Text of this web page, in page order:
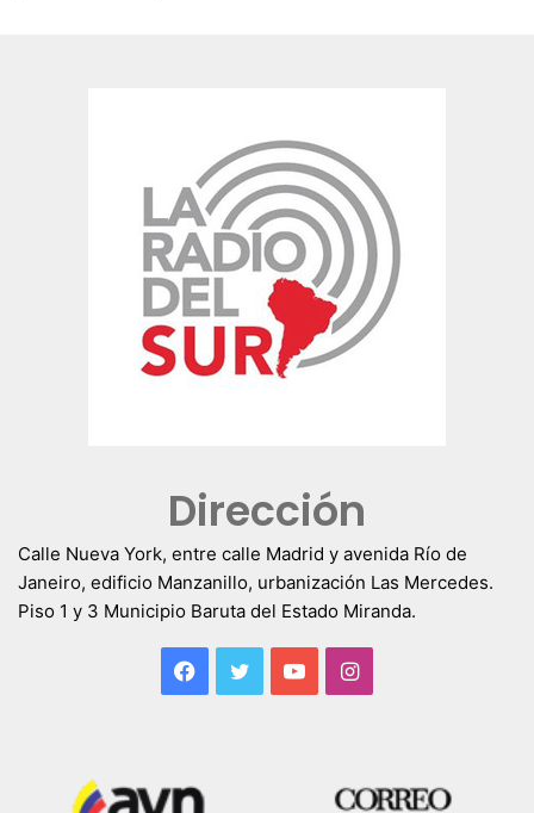
Dirección
Calle Nueva York, entre calle Madrid y avenida Río de
Janeiro, edificio Manzanillo, urbanización Las Mercedes.
Piso 1 y 3 Municipio Baruta del Estado Miranda.
Facebook
TwitterYouTubeInstagram